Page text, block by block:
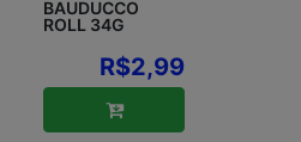
BAUDUCCO
ROLL 34G
R$2,99